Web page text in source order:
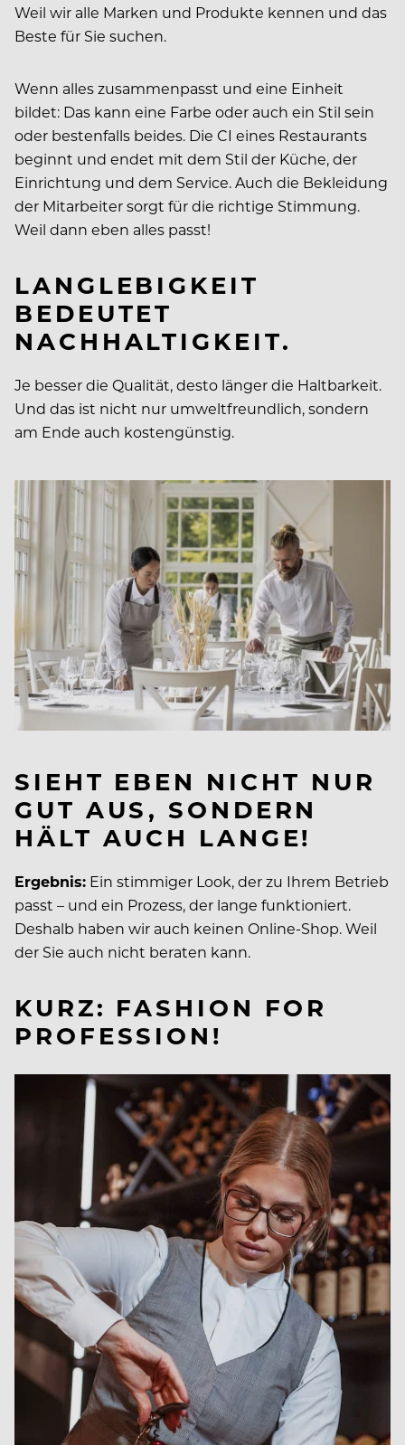
Weil wir alle Marken und Produkte kennen und das
Beste für Sie suchen.
Wenn alles zusammenpasst und eine Einheit
bildet: Das kann eine Farbe oder auch ein Stil sein
oder bestenfalls beides. Die CI eines Restaurants
beginnt und endet mit dem Stil der Küche, der
Einrichtung und dem Service. Auch die Bekleidung
der Mitarbeiter sorgt für die richtige Stimmung.
Weil dann eben alles passt!
LANGLEBIGKEIT
BEDEUTET
NACHHALTIGKEIT.
Je besser die Qualität, desto länger die Haltbarkeit.
Und das ist nicht nur umweltfreundlich, sondern
am Ende auch kostengünstig.
SIEHT EBEN NICHT NUR
GUT AUS, SONDERN
HÄLT AUCH LANGE!
Ergebnis: Ein stimmiger Look, der zu Ihrem Betrieb
passt – und ein Prozess, der lange funktioniert.
Deshalb haben wir auch keinen Online-Shop. Weil
der Sie auch nicht beraten kann.
KURZ: FASHION FOR
PROFESSION!